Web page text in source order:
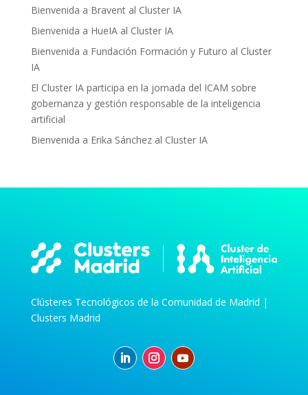
Bienvenida a Bravent al Cluster IA
Bienvenida a HueIA al Cluster IA
Bienvenida a Fundación Formación y Futuro al Cluster
IA
El Cluster IA participa en la jornada del ICAM sobre
gobernanza y gestión responsable de la inteligencia
artificial
Bienvenida a Erika Sánchez al Cluster IA
Clústeres Tecnológicos de la Comunidad de Madrid |
Clusters Madrid